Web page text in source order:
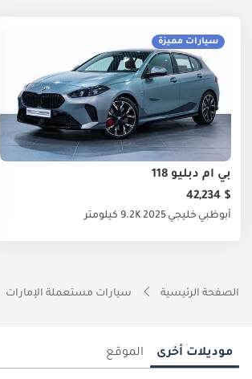
سيارات مميزة
بي أم دبليو 118
$ 42,234
أبوظبي خليجي 20259.2K كيلومتر
الصفحة الرئيسية سيارات مستعملة الإمارات
موديلات أخرى الموقع